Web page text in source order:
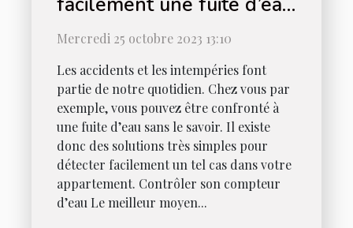
chez vous ?
Mercredi 25 octobre 2023 13:10
Les accidents et les intempéries font
partie de notre quotidien. Chez vous par
exemple, vous pouvez être confronté à
une fuite d’eau sans le savoir. Il existe
donc des solutions très simples pour
détecter facilement un tel cas dans votre
appartement. Contrôler son compteur
d’eau Le meilleur moyen...